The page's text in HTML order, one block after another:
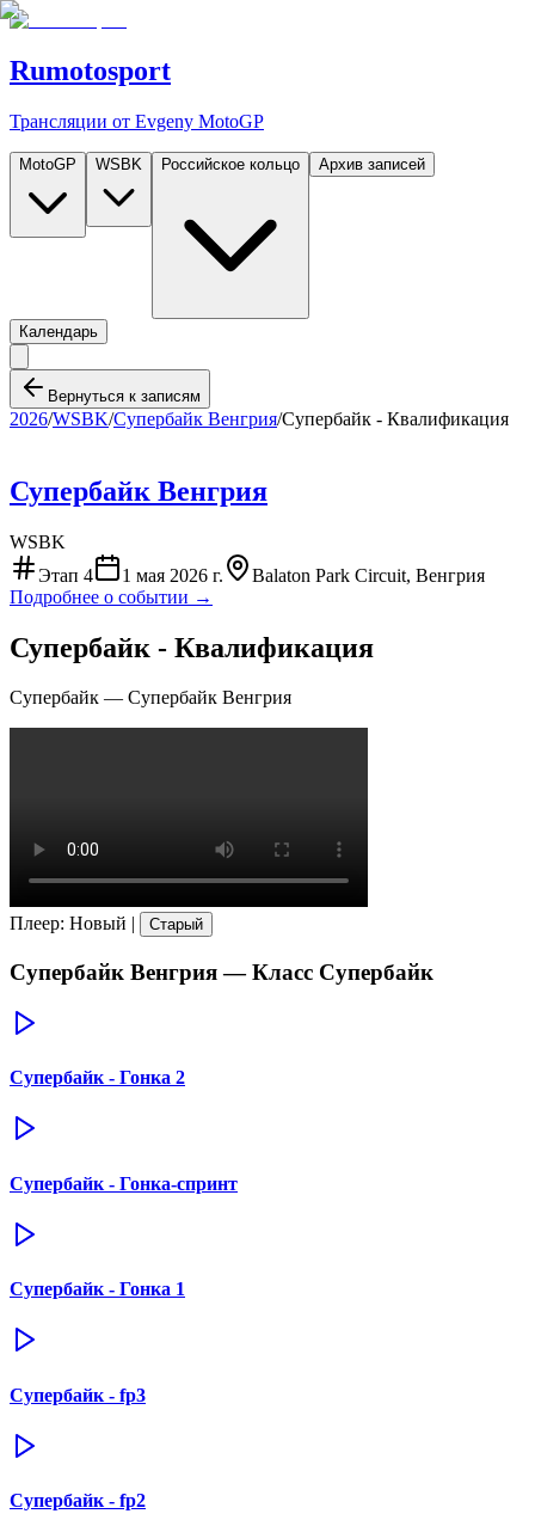
Rumotosport
Трансляции от Evgeny MotoGP
MotoGP WSBK Российское кольцо Архив записей
Календарь
Вернуться к записям
2026/WSBK/Супербайк Венгрия/Супербайк - Квалификация
Супербайк Венгрия
WSBK
Этап 4 1 мая 2026 г.
Balaton Park Circuit, Венгрия
Подробнее о событии →
Супербайк - Квалификация
Супербайк — Супербайк Венгрия
Плеер: Новый | Старый
Супербайк Венгрия— Класс Супербайк
Супербайк - Гонка 2
Супербайк - Гонка-спринт
Супербайк - Гонка 1
Супербайк - fp3
Супербайк - fp2